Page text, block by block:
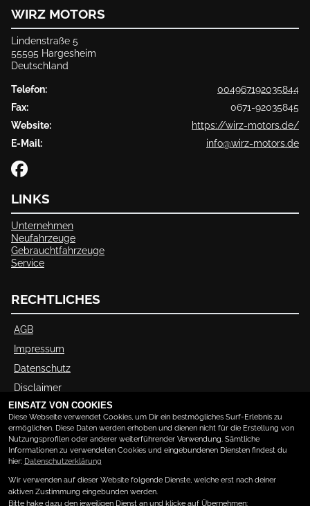
WIRZ MOTORS
Lindenstraße 5
55595 Hargesheim
Deutschland
Telefon:
004967192035844
Fax:
0671-92035845
Website:
https://wirz-motors.de/
E-Mail:
info@wirz-motors.de
LINKS
Unternehmen
Neufahrzeuge
Gebrauchtfahrzeuge
Service
RECHTLICHES
AGB
Impressum
Datenschutz
Disclaimer
Barrierefreiheit
ÖFFNUNGSZEITEN
Montag:
14:00 - 18:00
Dienstag:
09:00 - 12:00 und 14:00 - 18:00
EINSATZ VON COOKIES
Diese Webseite verwendet Cookies, um Dir ein bestmögliches Surf-Erlebnis zu
ermöglichen. Diese Daten werden erhoben und dienen nicht für die Erstellung von
Nutzungsprofilen oder anderer weiterführender Verwendung. Sämtliche
Informationen zu verwendeten Cookies und eingebundenen Diensten findest du
hier: Datenschutzerklärung
Wir verwenden auf dieser Website folgende Dienste, welche erst nach deiner
aktiven Zustimmung eingebunden werden.
Bitte hake dazu den jeweiligen Dienst an und klicke auf Übernehmen: